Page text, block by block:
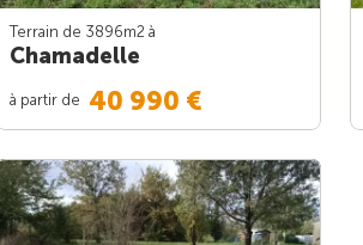
Terrain de 3896m2 à
Chamadelle
à partir de 40 990 €